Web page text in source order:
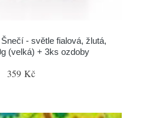
- světle fialová, žlutá,
(velká) + 3ks ozdoby
359 Kč